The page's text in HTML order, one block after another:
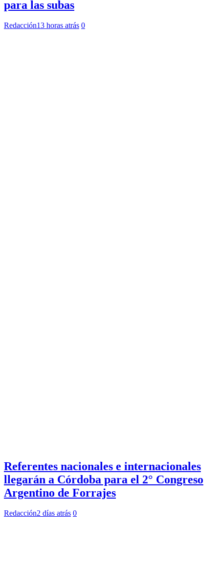
para las subas
Redacción13 horas atrás 0
Referentes nacionales e internacionales
llegarán a Córdoba para el 2° Congreso
Argentino de Forrajes
Redacción2 días atrás 0